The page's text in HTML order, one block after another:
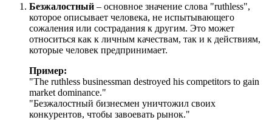
Безжалостный – основное значение слова "ruthless",
которое описывает человека, не испытывающего
сожаления или сострадания к другим. Это может
относиться как к личным качествам, так и к действиям,
которые человек предпринимает.
Пример:
"The ruthless businessman destroyed his competitors to gain
market dominance."
"Безжалостный бизнесмен уничтожил своих
конкурентов, чтобы завоевать рынок."